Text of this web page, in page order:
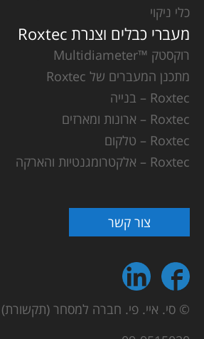
כלי ניקוי
מעברי כבלים וצנרת Roxtec
רוקסטק ™Multidiameter
מתכנן המעברים של Roxtec
Roxtec – בנייה
Roxtec – ארונות ומארזים
Roxtec – טלקום
Roxtec – אלקטרומגנטיות והארקה
צור קשר
© סי. איי. פי. חברה למסחר